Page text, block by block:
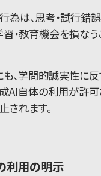
為は、思考・試行錯
・教育機会を損なう
、学問的誠実性に
AI自体の利用が許
されます。
利用の明示